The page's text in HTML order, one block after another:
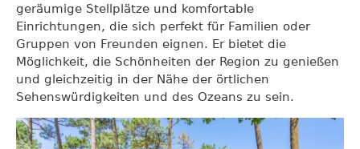
geräumige Stellplätze und komfortable
Einrichtungen, die sich perfekt für Familien oder
Gruppen von Freunden eignen. Er bietet die
Möglichkeit, die Schönheiten der Region zu genießen
und gleichzeitig in der Nähe der örtlichen
Sehenswürdigkeiten und des Ozeans zu sein.